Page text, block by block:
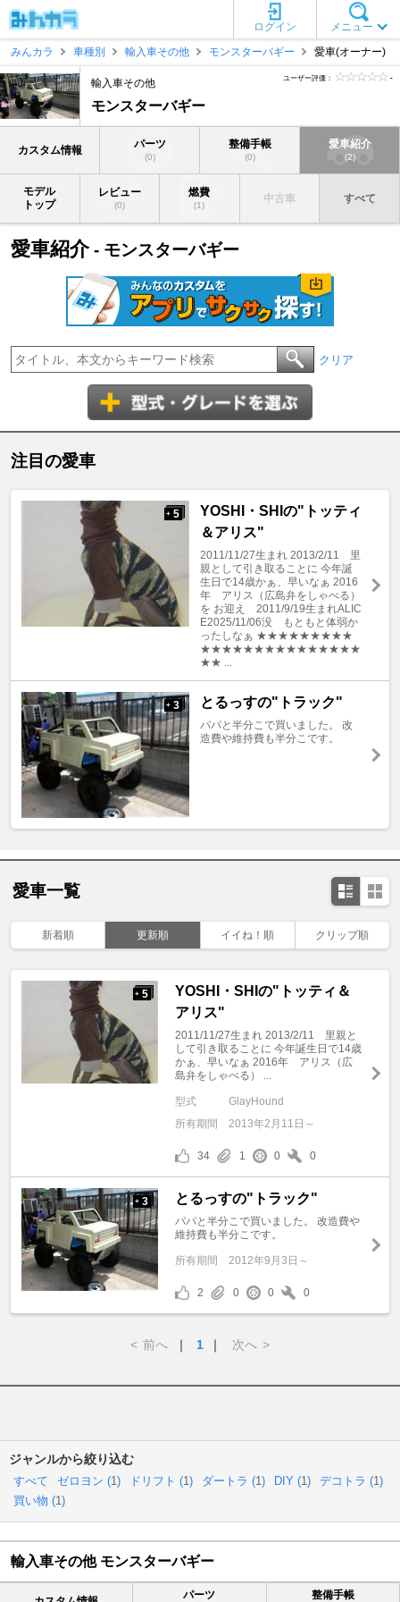
メニュー
ログイン
みんカラ
車種別 輸入車その他 モンスターバギー 愛車(オーナー)
輸入車その他
モンスターバギー
ユーザー評価： -
カスタム情報 パーツ
(0)
整備手帳
(0)
愛車紹介
(2)
モデル
トップ
レビュー
(0)
燃費
(1)
中古車 すべて
愛車紹介- モンスターバギー
クリア
注目の愛車
+ 5
YOSHI・SHIの"トッティ
＆アリス"
2011/11/27生まれ 2013/2/11 里
親として引き取ることに 今年誕
生日で14歳かぁ、早いなぁ 2016
年 アリス（広島弁をしゃべる）
を お迎え 2011/9/19生まれALIC
E2025/11/06没 もともと体弱か
ったしなぁ ★★★★★★★★★
★★★★★★★★★★★★★★★
★★ ...
+ 3 とるっすの"トラック"
パパと半分こで買いました。 改
造費や維持費も半分こです。
愛車一覧
新着順 更新順 イイね！順 クリップ順
+ 5
YOSHI・SHIの"トッティ＆
アリス"
2011/11/27生まれ 2013/2/11 里親と
して引き取ることに 今年誕生日で14歳
かぁ、早いなぁ 2016年 アリス（広
島弁をしゃべる） ...
型式
GlayHound
所有期間
2013年2月11日～
34 1 0 0
+ 3 とるっすの"トラック"
パパと半分こで買いました。 改造費や
維持費も半分こです。
所有期間 2012年9月3日～
2 0 0 0
< 前へ ｜ 1 ｜ 次へ >
ジャンルから絞り込む
すべて ゼロヨン (1) ドリフト (1) ダートラ (1) DIY (1) デコトラ (1)
買い物 (1)
輸入車その他 モンスターバギー
パーツ 整備手帳